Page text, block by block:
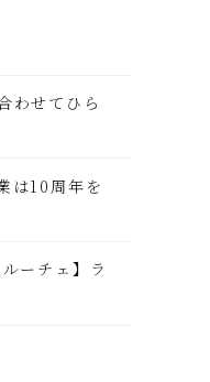
わせてひら
は10周年を
ーチェ】ラ